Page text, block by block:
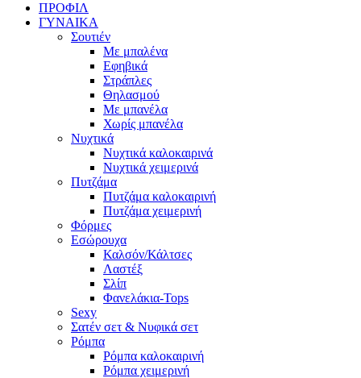
ΠΡΟΦΙΛ
ΓΥΝΑΙΚΑ
Σουτιέν
Με μπαλένα
Εφηβικά
Στράπλες
Θηλασμού
Με μπανέλα
Χωρίς μπανέλα
Νυχτικά
Νυχτικά καλοκαιρινά
Νυχτικά χειμερινά
Πυτζάμα
Πυτζάμα καλοκαιρινή
Πυτζάμα χειμερινή
Φόρμες
Εσώρουχα
Καλσόν/Κάλτσες
Λαστέξ
Σλίπ
Φανελάκια-Tops
Sexy
Σατέν σετ & Νυφικά σετ
Ρόμπα
Ρόμπα καλοκαιρινή
Ρόμπα χειμερινή